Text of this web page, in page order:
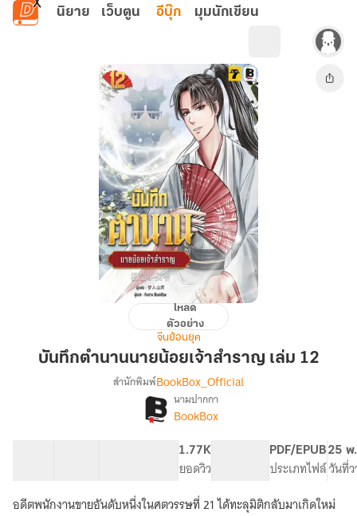
ข้ามไปยังเนื้อหาหลัก
นิยาย เว็บตูน อีบุ๊ก มุมนักเขียน
บันทึก
ตำนาน
นาย
เจ้า
โหลด
ตัวอย่าง
จีนย้อนยุค
บันทึกตำนานนายน้อยเจ้าสำราญ เล่ม 12
เรื่อง[จบ]
บันทึก
ตำนาน
นาย
น้อย
เจ้า
สำราญ
สำนักพิมพ์BookBox_Official
นามปากกา
BookBox
1.77K
ยอดวิว
PDF/EPUB
ประเภทไฟล์
25 พ
วันที่
อดีตพนักงานขายอันดับหนึ่งในศตวรรษที่ 21 ได้ทะลุมิติกลับมาเกิดใหม่